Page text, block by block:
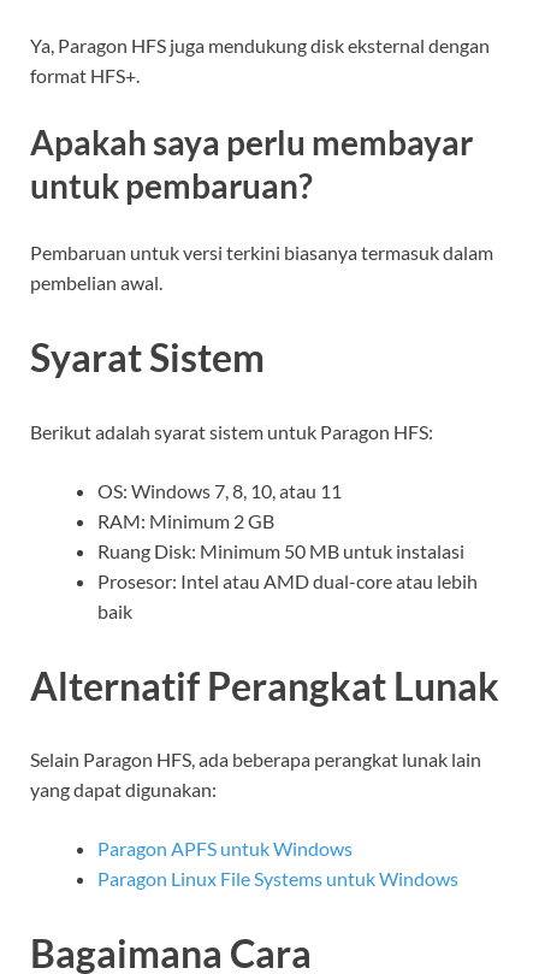
Ya, Paragon HFS juga mendukung disk eksternal dengan
format HFS+.
Apakah saya perlu membayar
untuk pembaruan?
Pembaruan untuk versi terkini biasanya termasuk dalam
pembelian awal.
Syarat Sistem
Berikut adalah syarat sistem untuk Paragon HFS:
OS: Windows 7, 8, 10, atau 11
RAM: Minimum 2 GB
Ruang Disk: Minimum 50 MB untuk instalasi
Prosesor: Intel atau AMD dual-core atau lebih
baik
Alternatif Perangkat Lunak
Selain Paragon HFS, ada beberapa perangkat lunak lain
yang dapat digunakan:
Paragon APFS untuk Windows
Paragon Linux File Systems untuk Windows
Bagaimana Cara